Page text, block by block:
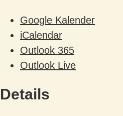
Google Kalender
iCalendar
Outlook 365
Outlook Live
Details